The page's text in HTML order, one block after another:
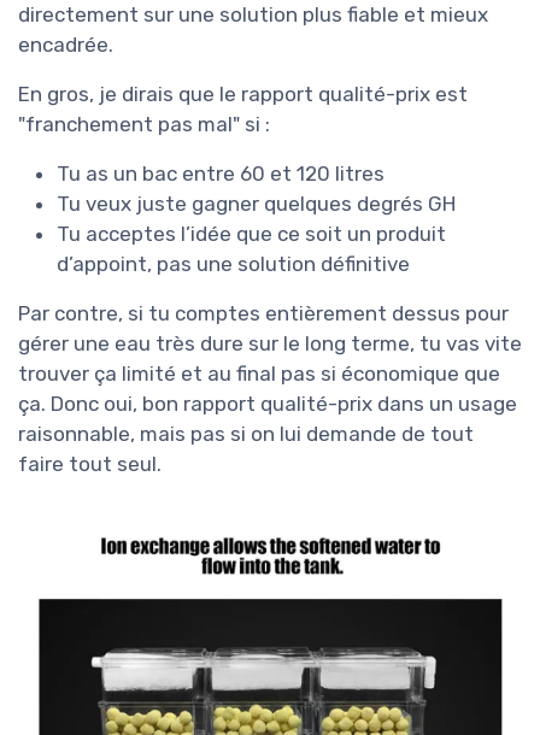
directement sur une solution plus fiable et mieux
encadrée.
En gros, je dirais que le rapport qualité-prix est
"franchement pas mal" si :
Tu as un bac entre 60 et 120 litres
Tu veux juste gagner quelques degrés GH
Tu acceptes l’idée que ce soit un produit
d’appoint, pas une solution définitive
Par contre, si tu comptes entièrement dessus pour
gérer une eau très dure sur le long terme, tu vas vite
trouver ça limité et au final pas si économique que
ça. Donc oui, bon rapport qualité-prix dans un usage
raisonnable, mais pas si on lui demande de tout
faire tout seul.